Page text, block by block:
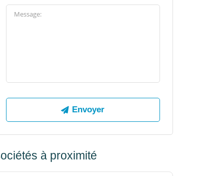
à proximité